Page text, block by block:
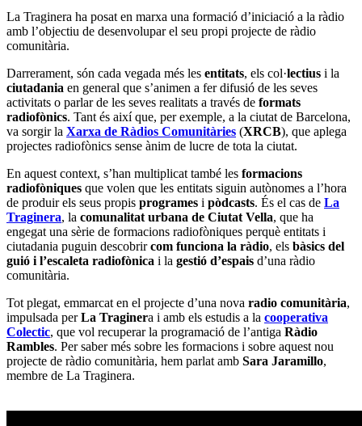
La Traginera ha posat en marxa una formació d’iniciació a la ràdio
amb l’objectiu de desenvolupar el seu propi projecte de ràdio
comunitària.
Darrerament, són cada vegada més les entitats, els col·lectius i la
ciutadania en general que s’animen a fer difusió de les seves
activitats o parlar de les seves realitats a través de formats
radiofònics. Tant és així que, per exemple, a la ciutat de Barcelona,
va sorgir la Xarxa de Ràdios Comunitàries (XRCB), que aplega
projectes radiofònics sense ànim de lucre de tota la ciutat.
En aquest context, s’han multiplicat també les formacions
radiofòniques que volen que les entitats siguin autònomes a l’hora
de produir els seus propis programes i pòdcasts. És el cas de La
Traginera, la comunalitat urbana de Ciutat Vella, que ha
engegat una sèrie de formacions radiofòniques perquè entitats i
ciutadania puguin descobrircom funciona la ràdio, els bàsics del
guió i l’escaleta radiofònica i la gestió d’espais d’una ràdio
comunitària.
Tot plegat, emmarcat en el projecte d’una nova radio comunitària,
impulsada perLa Traginera i amb els estudis a la cooperativa
Colectic, que vol recuperar la programació de l’antiga Ràdio
Rambles. Per saber més sobre les formacions i sobre aquest nou
projecte de ràdio comunitària, hem parlat amb Sara Jaramillo,
membre de La Traginera.